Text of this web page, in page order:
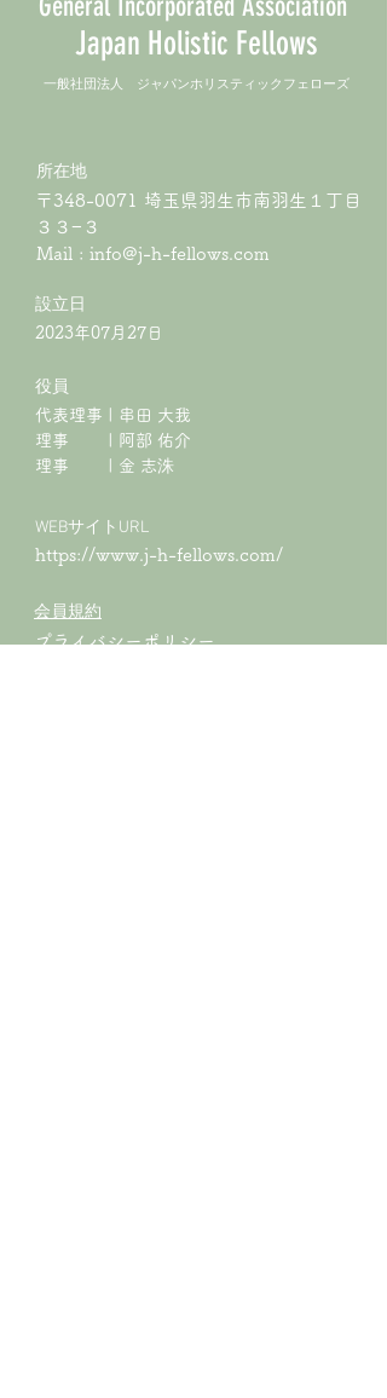
General Incorporated Association
Japan Holistic Fellows
​一般社団法人 ジャパンホリスティックフェローズ
所在地
〒348-0071 埼玉県羽生市南羽生１丁目
３３−３
Mail : info@j-h-fellows.com
​設立日
2023年07月27日
役員
代表理事 | 串田 大我
理事 | 阿部 佑介
​理事 | 金 志洙
WEBサイトURL
https://www.j-h-fellows.com/
会員規約
プライバシーポリシー